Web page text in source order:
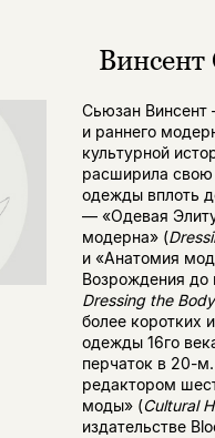
Сьюзан Винсент
и раннего
культурной
расширила свою
одежды вплоть
— «Одевая
модерна» (
и «Анатомия
Возрождения до
Dressing the Body
более коротких
одежды 16го
перчаток в 20-
редактором
моды» (Cultural
издательстве